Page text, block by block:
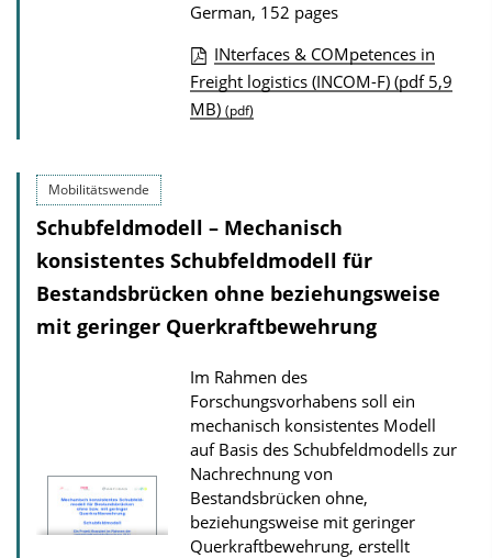
German, 152 pages
P
u
c
a
t
i
n
D
o
w
n
l
INterfaces & COMpetences in
Freight logistics (INCOM-F) (pdf 5,9
MB) (pdf)
Mobilitätswende
Schubfeldmodell – Mechanisch
konsistentes Schubfeldmodell für
Bestandsbrücken ohne beziehungsweise
mit geringer Querkraftbewehrung
Im Rahmen des
Forschungsvorhabens soll ein
mechanisch konsistentes Modell
auf Basis des Schubfeldmodells zur
Nachrechnung von
Bestandsbrücken ohne,
beziehungsweise mit geringer
Querkraftbewehrung, erstellt